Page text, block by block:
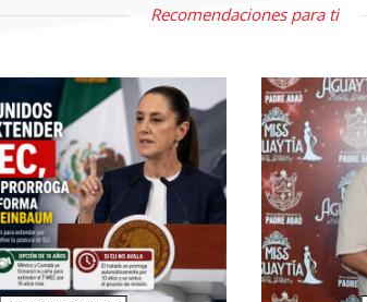
Recomendaciones para ti